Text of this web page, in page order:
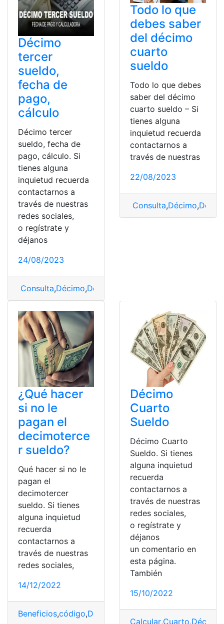
Décimo
tercer
sueldo,
fecha de
pago,
cálculo
Décimo tercer
sueldo, fecha de
pago, cálculo. Si
tienes alguna
inquietud recuerda
contactarnos a
través de nuestras
redes sociales,
o regístrate y
déjanos
24/08/2023
Consulta,Décimo,Décimo tercer sueldo
Todo lo que
debes saber
del décimo
cuarto
sueldo
Todo lo que debes
saber del décimo
cuarto sueldo – Si
tienes alguna
inquietud recuerda
contactarnos a
través de nuestras
22/08/2023
Consulta,Décimo,
¿Qué hacer
si no le
pagan el
decimoterce
r sueldo?
Qué hacer si no le
pagan el
decimotercer
sueldo. Si tienes
alguna inquietud
recuerda
contactarnos a
través de nuestras
redes sociales,
14/12/2022
Beneficios,código,Décimo
Décimo
Cuarto
Sueldo
Décimo Cuarto
Sueldo. Si tienes
alguna inquietud
recuerda
contactarnos a
través de nuestras
redes sociales,
o regístrate y
déjanos
un comentario en
esta página.
También
15/10/2022
Calcular,Cuarto,Décimo